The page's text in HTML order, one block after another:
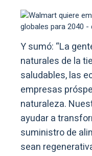
Y sumó: “La
naturales de la
saludables, las
empresas
naturaleza.
ayudar a
suministro de
sean